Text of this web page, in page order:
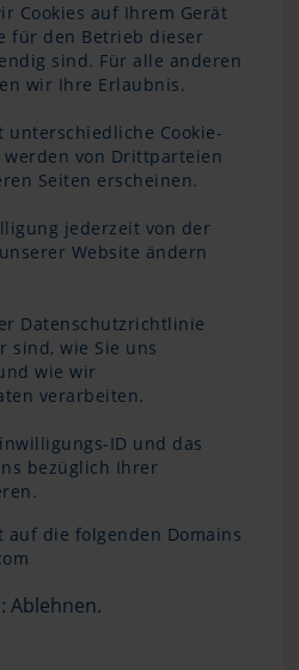
Cookies auf Ihrem Gerät
für den Betrieb dieser
sind. Für alle anderen
wir Ihre Erlaubnis.
unterschiedliche Cookie-
werden von Drittparteien
Seiten erscheinen.
jederzeit von der
Website ändern
Datenschutzrichtlinie
sind, wie Sie uns
wie wir
verarbeiten.
ID und das
bezüglich Ihrer
die folgenden Domains
Ablehnen.